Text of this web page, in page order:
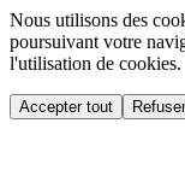
Nous utilisons des
poursuivant votre
l'utilisation de cookies.
Accepter tout